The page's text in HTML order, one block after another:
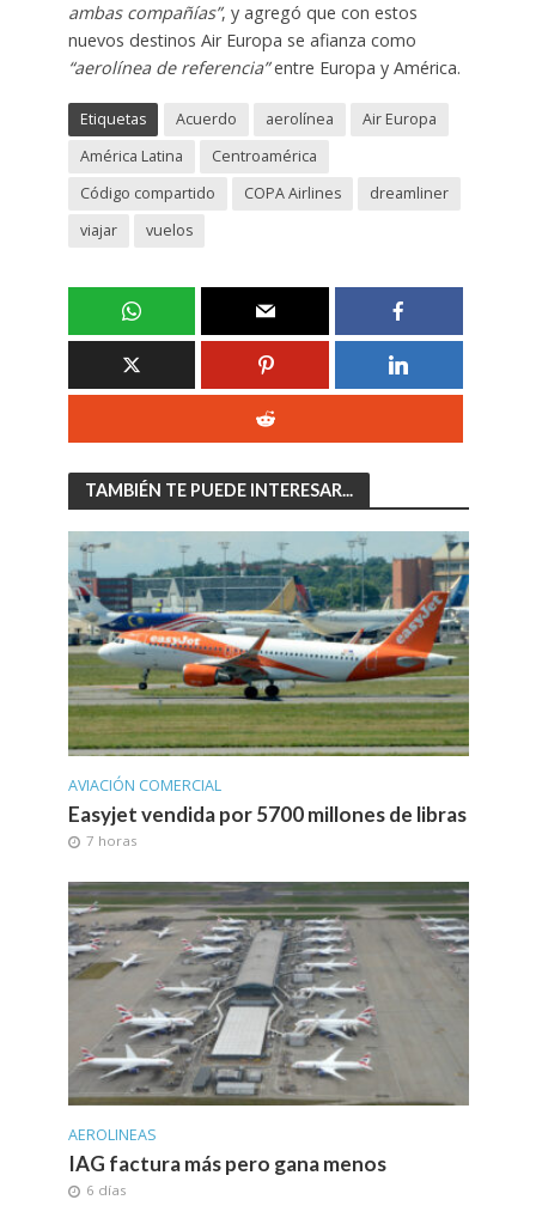
ambas compañías”, y agregó que con estos
nuevos destinos Air Europa se afianza como
“aerolínea de referencia”entre Europa y América.
Etiquetas Acuerdo aerolínea
Air Europa
América Latina
Centroamérica
Código compartido
COPA Airlines
dreamliner
viajar
vuelos
TAMBIÉN TE PUEDE INTERESAR...
AVIACIÓN COMERCIAL
Easyjet vendida por 5700 millones de libras
7 horas
AEROLINEAS
IAG factura más pero gana menos
6 días